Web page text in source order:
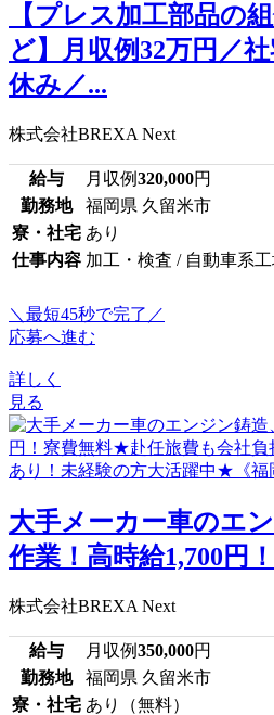
【プレス加工部品の
ど】月収例32万円／
休み／...
株式会社BREXA Next
給与 月収例320,000円
勤務地
福岡県 久留米市
寮・社宅 あり
仕事内容 加工・検査 / 自動車系工
＼最短45秒で完了／
応募へ進む
詳しく
見る
大手メーカー車のエ
作業！高時給1,700円
株式会社BREXA Next
給与 月収例350,000円
勤務地
福岡県 久留米市
寮・社宅 あり（無料）